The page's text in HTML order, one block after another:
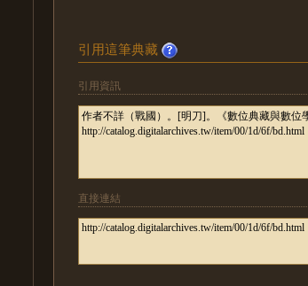
引用這筆典藏
引用資訊
直接連結